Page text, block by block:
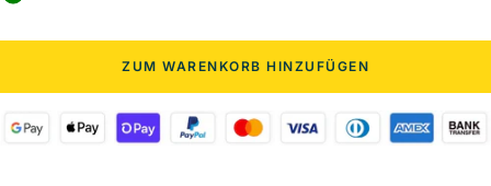
ZUM WARENKORB HINZUFÜGEN